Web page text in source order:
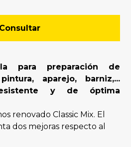
Consultar
para preparación de
aparejo, barniz,...
y de óptima
renovado Classic Mix. El
dos mejoras respecto al